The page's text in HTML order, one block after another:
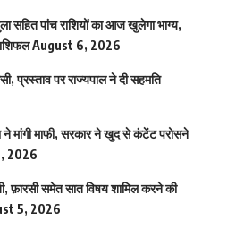
सहित पांच राशियों का आज खुलेगा भाग्य,
August 6, 2026
प्रस्ताव पर राज्यपाल ने दी सहमति
ने मांगी माफी, सरकार ने खुद से कंटेंट परोसने
2026
फ़ारसी समेत सात विषय शामिल करने की
5, 2026